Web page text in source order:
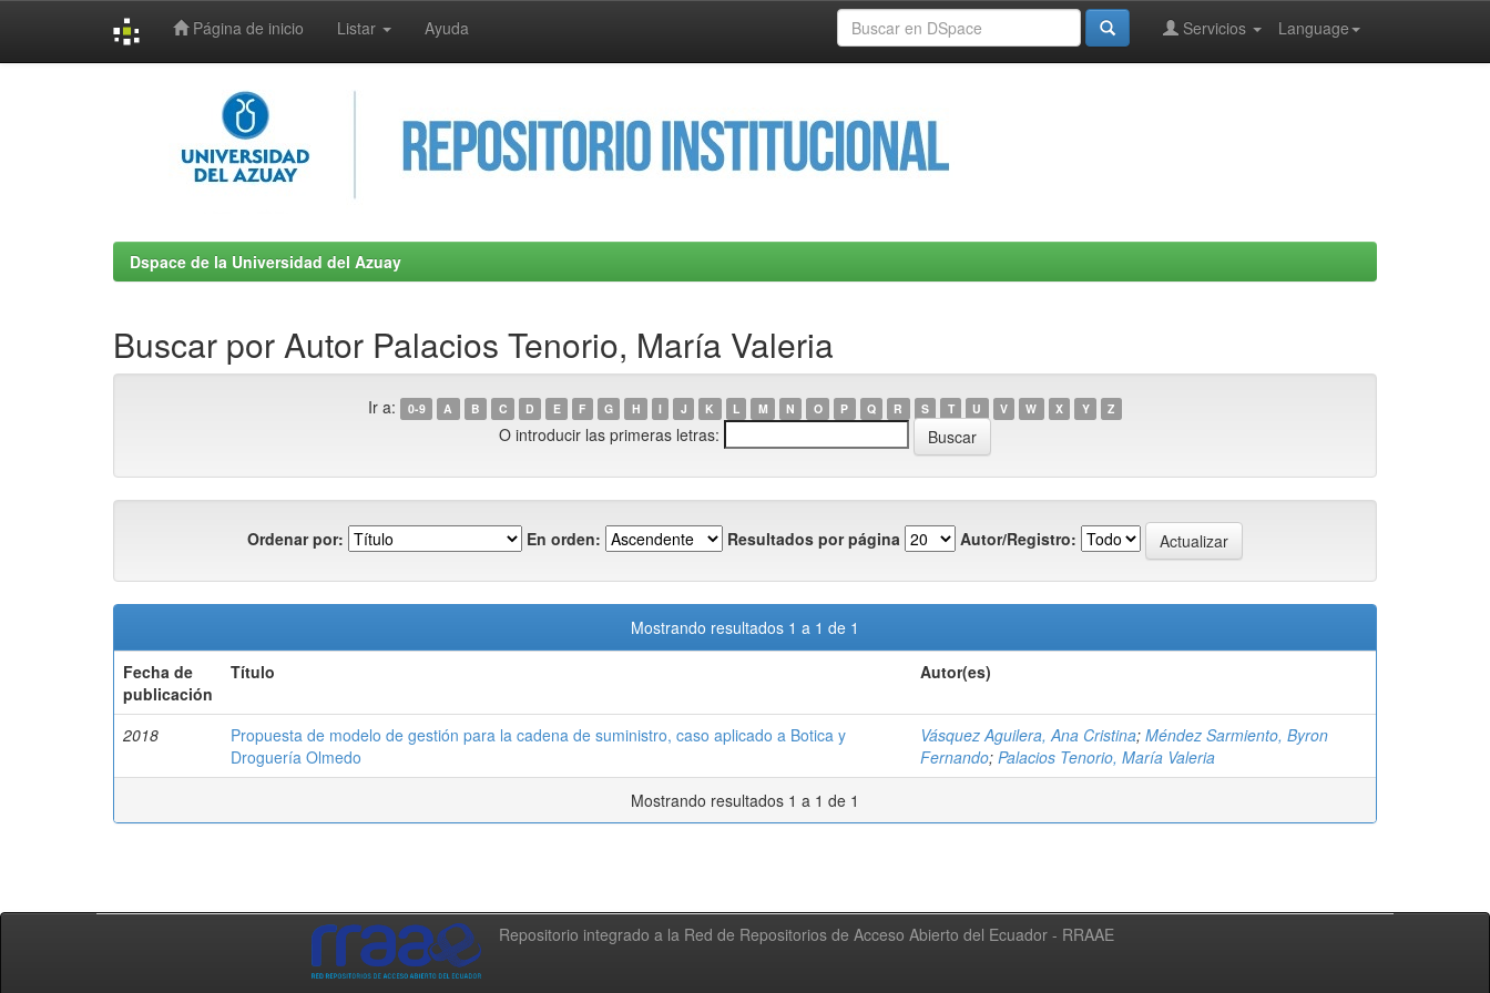
Página de inicio Listar Ayuda Language
Servicios
Dspace de la Universidad del Azuay
Buscar por Autor Palacios Tenorio, María Valeria
Ir a: 0-9 A B C D E F G H I J K L M N O P Q R S T U V W X Y Z
O introducir las primeras letras:
Ordenar por: En orden: Resultados por página Autor/Registro:
Mostrando resultados 1 a 1 de 1
Fecha de
publicación
Título Autor(es)
2018
Propuesta de modelo de gestión para la cadena de suministro, caso aplicado a Botica y
Droguería Olmedo
Vásquez Aguilera, Ana Cristina; Méndez Sarmiento, Byron
Fernando; Palacios Tenorio, María Valeria
Mostrando resultados 1 a 1 de 1
Repositorio integrado a la Red de Repositorios de Acceso Abierto del Ecuador - RRAAE